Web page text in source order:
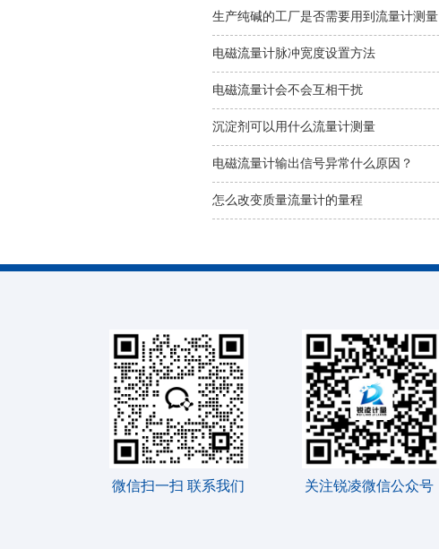
生产纯碱的工厂是否需要用到流量计测量
电磁流量计脉冲宽度设置方法
电磁流量计会不会互相干扰
沉淀剂可以用什么流量计测量
电磁流量计输出信号异常什么原因？
怎么改变质量流量计的量程
微信扫一扫 联系我们 关注锐凌微信公众号